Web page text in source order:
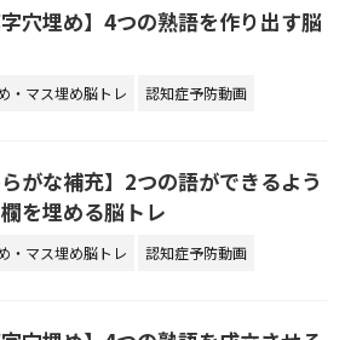
字穴埋め】4つの熟語を作り出す脳
・マス埋め脳トレ 認知症予防動画
らがな補充】2つの語ができるよう
を埋める脳トレ
・マス埋め脳トレ 認知症予防動画